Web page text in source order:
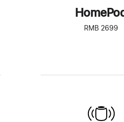
RMB 2699